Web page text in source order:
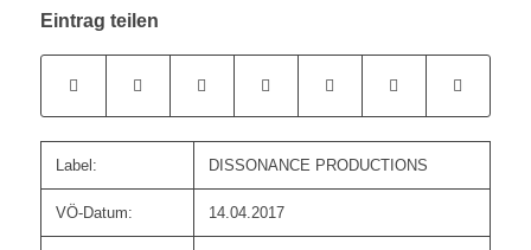
Eintrag teilen
Label: DISSONANCE PRODUCTIONS
VÖ-Datum: 14.04.2017